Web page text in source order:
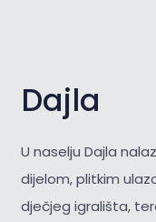
Dajla
U naselju Dajla
dijelom, plitkim
dječjeg igrališta,